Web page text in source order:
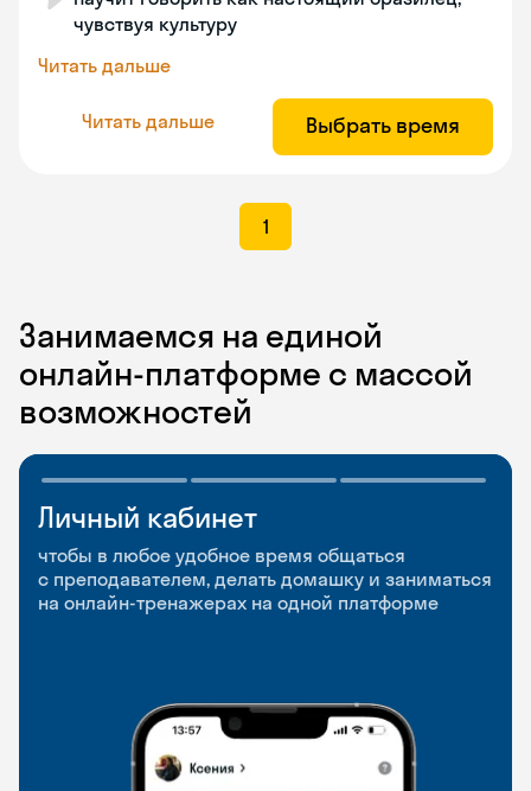
чувствуя культуру
Читать дальше
Читать дальше Выбрать время
1
Занимаемся на единой
онлайн-платформе с массой
возможностей
Личный кабинет
чтобы в любое удобное время общаться
с преподавателем, делать домашку и заниматься
на онлайн-тренажерах на одной платформе
Мобильное
приложение
чтобы заниматься и изучать новые слова где
и когда удобно
Разговорные клубы
и Talks
Групповые занятия для разговорной практики
и индивидуальные встречи с преподавателями